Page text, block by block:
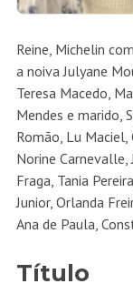
Reine, Michelin
a noiva Julyane
Teresa Macedo,
Mendes e marido,
Romão, Lu
Norine
Fraga, Tania
Junior, Orlanda
Ana de Paula,
Título